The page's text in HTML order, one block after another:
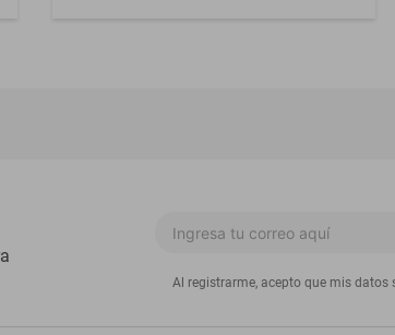
Al registrarme, acepto que mis datos